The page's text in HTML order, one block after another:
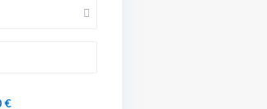
€